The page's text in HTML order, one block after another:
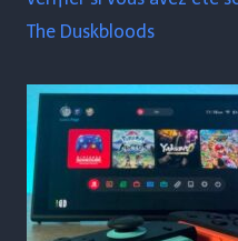
The Duskbloods